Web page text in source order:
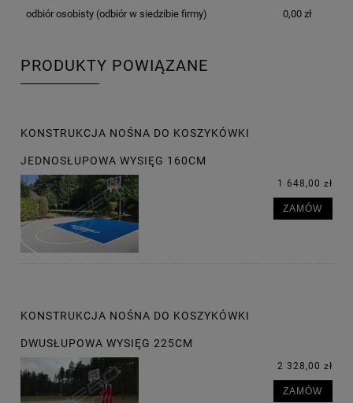
odbiór osobisty(odbiór w siedzibie firmy) 0,00 zł
PRODUKTY POWIĄZANE
KONSTRUKCJA NOŚNA DO KOSZYKÓWKI
JEDNOSŁUPOWA WYSIĘG 160CM
1 648,00 zł
ZAMÓW
KONSTRUKCJA NOŚNA DO KOSZYKÓWKI
DWUSŁUPOWA WYSIĘG 225CM
2 328,00 zł
ZAMÓW